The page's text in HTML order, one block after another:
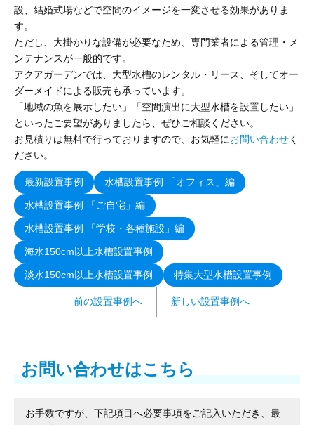
設、結婚式場などで空間のイメージを一変させる効果がありま
す。
ただし、大掛かりな設備が必要なため、専門業者による管理・メ
ンテナンスが一般的です。
アクアガーデンでは、大型水槽のレンタル・リース、そしてオー
ダーメイドによる販売も承っています。
「地域の魚を展示したい」「空間演出に大型水槽を設置したい」
といったご要望がありましたら、ぜひご相談ください。
お見積りは無料で行っておりますので、お気軽にお問い合わせく
ださい。
最新設置事例 水槽設置事例 「オフィス」編
水槽設置事例 「ご自宅」編
水槽設置事例 「学校・各種施設」編
海水150cm以上水槽設置事例
淡水150cm以上水槽設置事例 特集大型水槽設置事例
前の設置事例へ 新しい設置事例へ
お問い合わせはこちら
お手数ですが、下記項目へ必要事項をご記入いただき、最